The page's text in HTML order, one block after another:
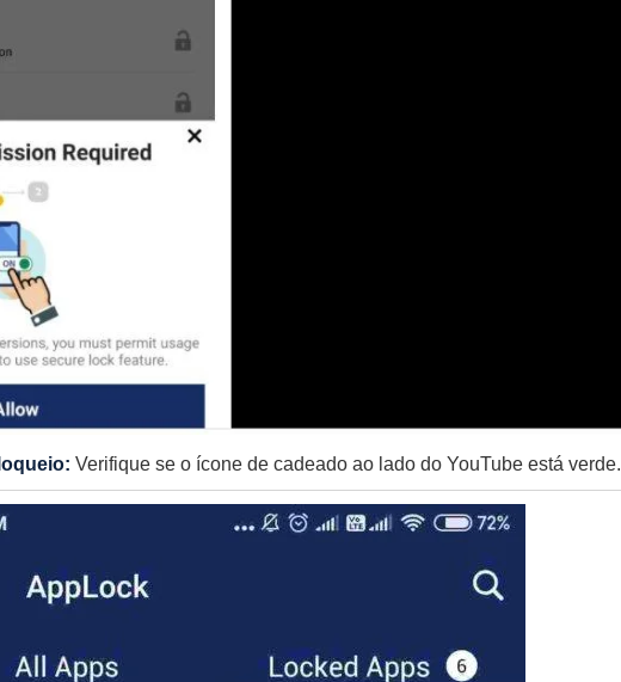
Verifique se o ícone de cadeado ao lado do YouTube está verde.